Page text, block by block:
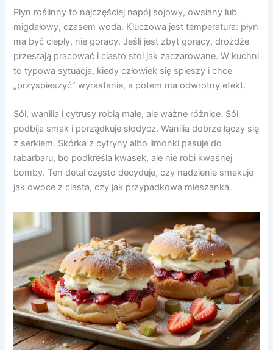
Płyn roślinny to najczęściej napój sojowy, owsiany lub
migdałowy, czasem woda. Kluczowa jest temperatura: płyn
ma być ciepły, nie gorący. Jeśli jest zbyt gorący, drożdże
przestają pracować i ciasto stoi jak zaczarowane. W kuchni
to typowa sytuacja, kiedy człowiek się spieszy i chce
„przyspieszyć” wyrastanie, a potem ma odwrotny efekt.
Sól, wanilia i cytrusy robią małe, ale ważne różnice. Sól
podbija smak i porządkuje słodycz. Wanilia dobrze łączy się
z serkiem. Skórka z cytryny albo limonki pasuje do
rabarbaru, bo podkreśla kwasek, ale nie robi kwaśnej
bomby. Ten detal często decyduje, czy nadzienie smakuje
jak owoce z ciasta, czy jak przypadkowa mieszanka.